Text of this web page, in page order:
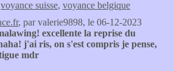
voyance suisse, voyance belgique
, par valerie9898, le 06-12-2023
excellente la reprise du
j'ai ris, on s'est compris je pense,
mdr